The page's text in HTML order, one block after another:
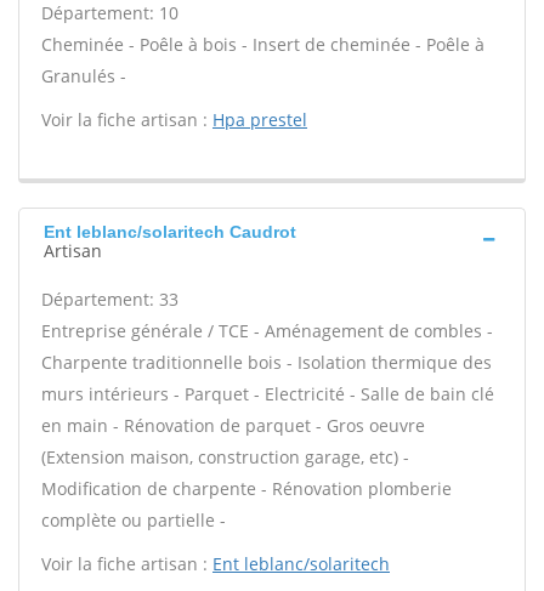
Département: 10
Cheminée - Poêle à bois - Insert de cheminée - Poêle à
Granulés -
Voir la fiche artisan : Hpa prestel
Ent leblanc/solaritech Caudrot
Artisan
Département: 33
Entreprise générale / TCE - Aménagement de combles -
Charpente traditionnelle bois - Isolation thermique des
murs intérieurs - Parquet - Electricité - Salle de bain clé
en main - Rénovation de parquet - Gros oeuvre
(Extension maison, construction garage, etc) -
Modification de charpente - Rénovation plomberie
complète ou partielle -
Voir la fiche artisan : Ent leblanc/solaritech